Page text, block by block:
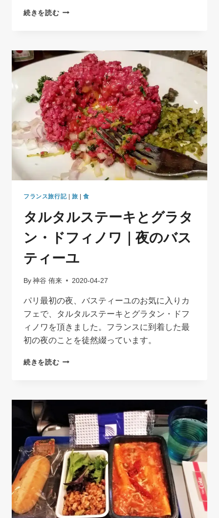
続きを読むア
｜
ヨ
ン
か
ら
日
帰
り
で
行
る
ル
ス
水
都
フランス旅行記| 旅 |食
タルタルステーキとグラタ
ン・ドフィノワ｜夜のバス
ティーユ
By 神谷 侑来 2020-04-27
パリ最初の夜、バスティーユのお気に入りカ
フェで、タルタルステーキとグラタン・ドフ
ィノワを頂きました。フランスに到着した最
初の夜のことを徒然綴っています。
続きを読むタ
ス
と
グ
ラ
タ
ン・
ド
フ
ィ